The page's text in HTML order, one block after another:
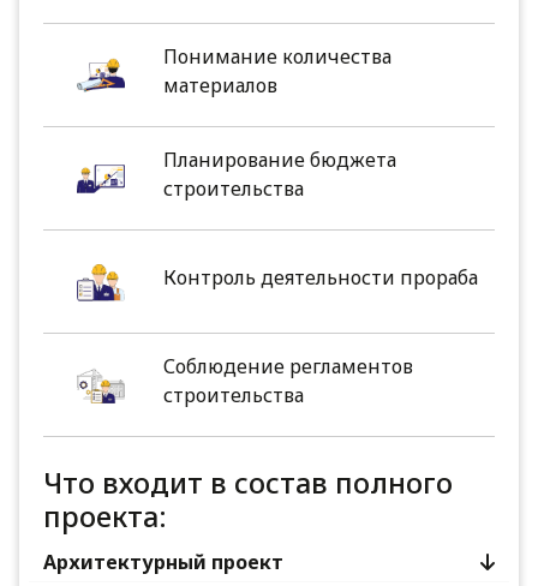
Понимание количества
материалов
Планирование бюджета
строительства
Контроль деятельности прораба
Соблюдение регламентов
строительства
Что входит в состав полного
проекта:
Архитектурный проект